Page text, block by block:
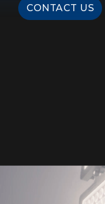
PRODUCT
CONTACT US